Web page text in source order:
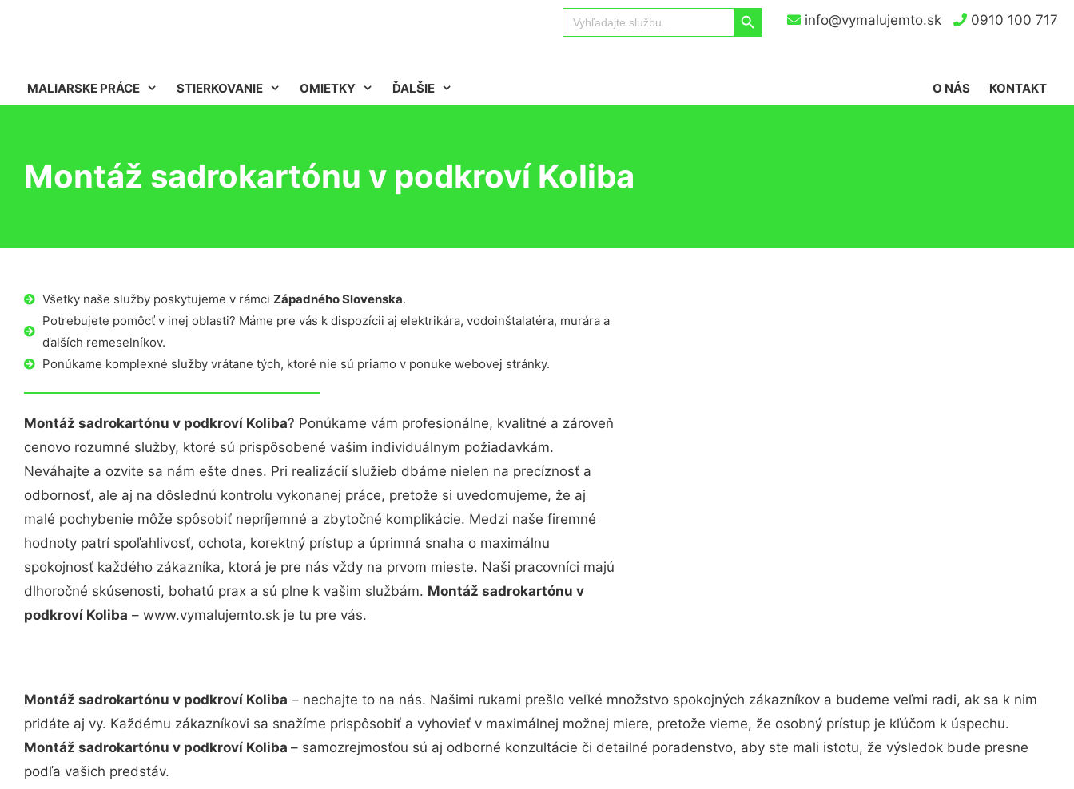
info@vymalujemto.sk 0910 100 717
Search
for:
Search Button
MALIARSKE PRÁCE STIERKOVANIE OMIETKY ĎALŠIE KONTAKT
O NÁS
Montáž sadrokartónu v podkroví Koliba
Všetky naše služby poskytujeme v rámci Západného Slovenska.
Potrebujete pomôcť v inej oblasti? Máme pre vás k dispozícii aj elektrikára, vodoinštalatéra, murára a
ďalších remeselníkov.
Ponúkame komplexné služby vrátane tých, ktoré nie sú priamo v ponuke webovej stránky.
Montáž sadrokartónu v podkroví Koliba? Ponúkame vám profesionálne, kvalitné a zároveň
cenovo rozumné služby, ktoré sú prispôsobené vašim individuálnym požiadavkám.
Neváhajte a ozvite sa nám ešte dnes. Pri realizácií služieb dbáme nielen na precíznosť a
odbornosť, ale aj na dôslednú kontrolu vykonanej práce, pretože si uvedomujeme, že aj
malé pochybenie môže spôsobiť nepríjemné a zbytočné komplikácie. Medzi naše firemné
hodnoty patrí spoľahlivosť, ochota, korektný prístup a úprimná snaha o maximálnu
spokojnosť každého zákazníka, ktorá je pre nás vždy na prvom mieste. Naši pracovníci majú
dlhoročné skúsenosti, bohatú prax a sú plne k vašim službám. Montáž sadrokartónu v
podkroví Koliba – www.vymalujemto.sk je tu pre vás.
Montáž sadrokartónu v podkroví Koliba – nechajte to na nás. Našimi rukami prešlo veľké množstvo spokojných zákazníkov a budeme veľmi radi, ak sa k nim
pridáte aj vy. Každému zákazníkovi sa snažíme prispôsobiť a vyhovieť v maximálnej možnej miere, pretože vieme, že osobný prístup je kľúčom k úspechu.
Montáž sadrokartónu v podkroví Koliba – samozrejmosťou sú aj odborné konzultácie či detailné poradenstvo, aby ste mali istotu, že výsledok bude presne
podľa vašich predstáv.